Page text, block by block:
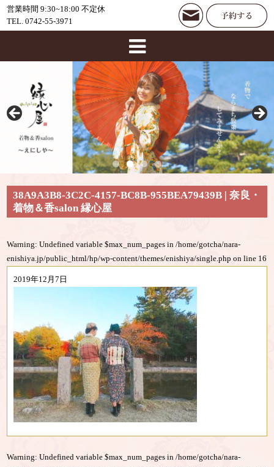
営業時間 9:30~18:00 不定休
TEL. 0742-55-3971
38A9A3B8-3C2C-4157-BC8B-955BEA79439B | 奈良・
着物＆香salon 縁心屋
Warning: Undefined variable $max_num_pages in/home/gotcha/nara-
enishiya.jp/public_html/hp/wp-content/themes/enishiya/single.php on line 16
2019年12月7日
Warning: Undefined variable $max_num_pages in/home/gotcha/nara-